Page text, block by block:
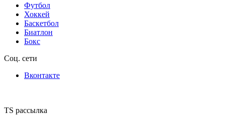
Футбол
Хоккей
Баскетбол
Биатлон
Бокс
Соц. сети
Вконтакте
TS рассылка